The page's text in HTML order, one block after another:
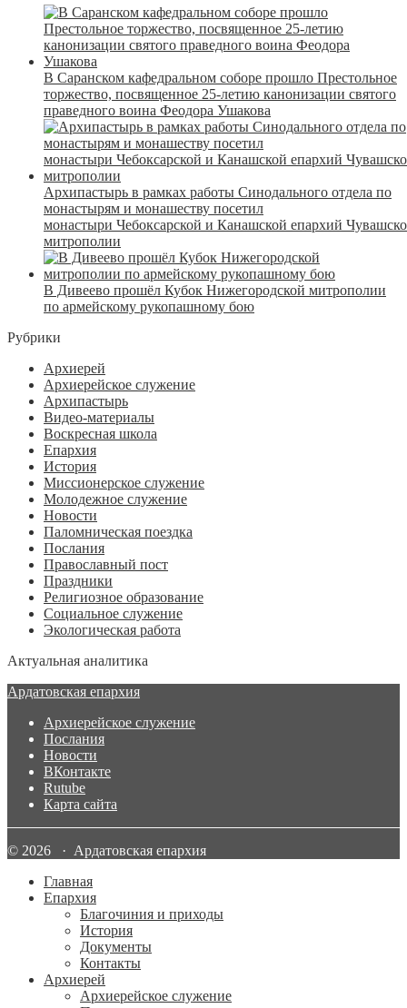
В Саранском кафедральном соборе прошло Престольное
торжество, посвященное 25-летию канонизации святого
праведного воина Феодора Ушакова
Архипастырь в рамках работы Синодального отдела по
монастырям и монашеству посетил
монастыри Чебоксарской и Канашской епархий
митрополии
В Дивеево прошёл Кубок Нижегородской митрополии
по армейскому рукопашному бою
Рубрики
Архиерей
Архиерейское служение
Архипастырь
Видео-материалы
Воскресная школа
Епархия
История
Миссионерское служение
Молодежное служение
Новости
Паломническая поездка
Послания
Православный пост
Праздники
Религиозное образование
Социальное служение
Экологическая работа
Актуальная аналитика
Ардатовская епархия
Архиерейское служение
Послания
Новости
ВКонтакте
Rutube
Карта сайта
© 2026 · Ардатовская епархия
Главная
Епархия
Благочиния и приходы
История
Документы
Контакты
Архиерей
Архиерейское служение